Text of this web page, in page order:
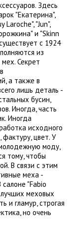
Здесь
"Екатерина",
Laroche", "Jun",
и "Skinn
с 1924
из
Секрет
а также в
лишь деталь -
бусин,
Иногда, часть
Иногда
исходного
цвет. У
моду,
тому, чтобы
В связи с этим
меха -
"Fabio
меховых
и гламур, строгая
но очень